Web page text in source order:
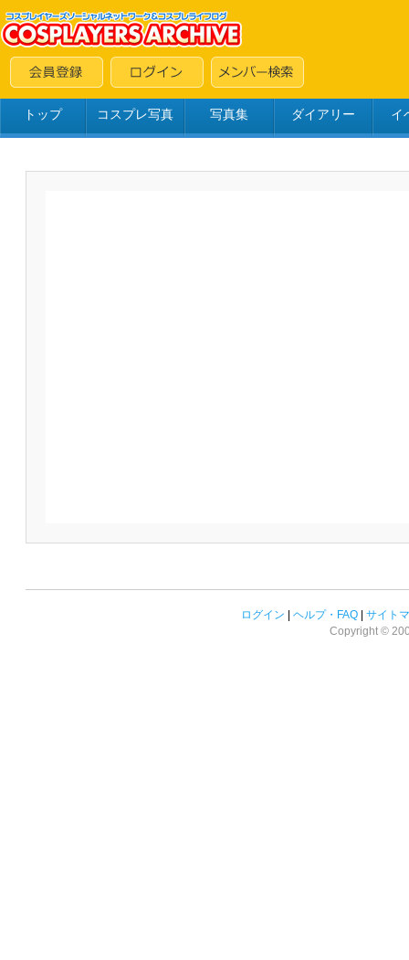
トップ コスプレ写真 写真集 ダイアリー イ
ログイン ヘルプ・FAQ
サイト
Copyright ©